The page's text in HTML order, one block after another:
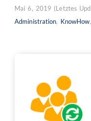
Mai 6, 2019 (Letztes
Administration, KnowHow,